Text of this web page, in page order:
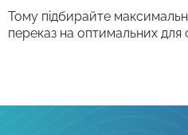
Тому підбирайте
переказ на оптимальних для